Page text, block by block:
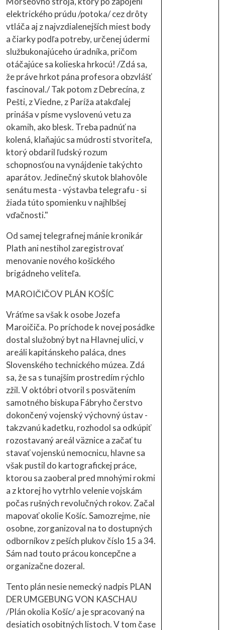
elektrického prúdu /potoka/ cez drôty
vtláča aj z najvzdialenejších miest body
a čiarky podľa potreby, určenej údermi
službukonajúceho úradníka, pričom
otáčajúce sa kolieska hrkocú! /Zdá sa,
že práve hrkot pána profesora obzvlášť
fascinoval./ Tak potom z Debrecína, z
Pešti, z Viedne, z Paríža atakďalej
prináša v písme vyslovenú vetu za
okamih, ako blesk. Treba padnúť na
kolená, klaňajúc sa múdrosti stvoriteľa,
ktorý obdaril ľudský rozum
schopnosťou na vynájdenie takýchto
aparátov. Jedinečný skutok blahovôle
senátu mesta - výstavba telegrafu - si
žiada túto spomienku v najhlbšej
vďačnosti."
Od samej telegrafnej mánie kronikár
Plath ani nestihol zaregistrovať
menovanie nového košického
brigádneho veliteľa.
MAROIČIČOV PLÁN KOŠÍC
Vráťme sa však k osobe Jozefa
Maroičiča. Po príchode k novej posádke
dostal služobný byt na Hlavnej ulici, v
areáli kapitánskeho paláca, dnes
Slovenského technického múzea. Zdá
sa, že sa s tunajším prostredím rýchlo
zžil. V októbri otvoril s posvätením
samotného biskupa Fábryho čerstvo
dokončený vojenský výchovný ústav -
takzvanú kadetku, rozhodol sa odkúpiť
rozostavaný areál väznice a začať tu
stavať vojenskú nemocnicu, hlavne sa
však pustil do kartografickej práce,
ktorou sa zaoberal pred mnohými rokmi
a z ktorej ho vytrhlo velenie vojskám
počas rušných revolučných rokov. Začal
mapovať okolie Košíc. Samozrejme, nie
osobne, zorganizoval na to dostupných
odborníkov z peších plukov číslo 15 a 34.
Sám nad touto prácou koncepčne a
organizačne dozeral.
Tento plán nesie nemecký nadpis PLAN
DER UMGEBUNG VON KASCHAU
/Plán okolia Košíc/ a je spracovaný na
desiatich osobitných listoch. V tom čase